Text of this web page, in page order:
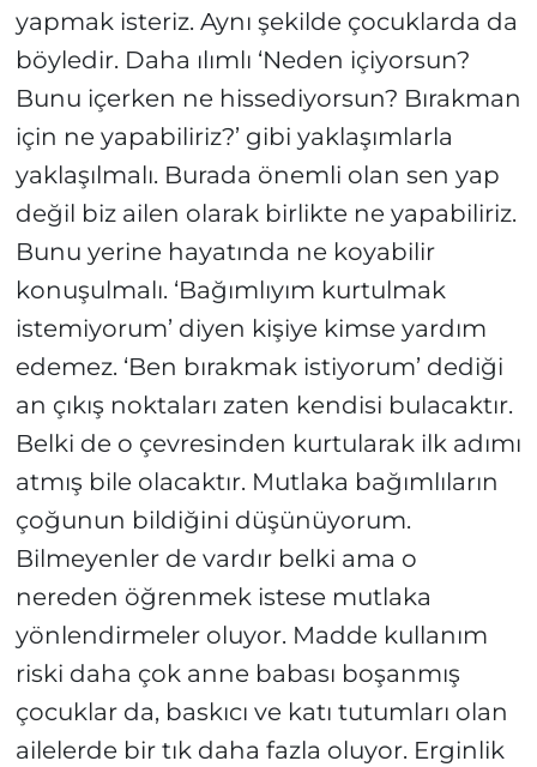
yapmak isteriz. Aynı şekilde çocuklarda da
böyledir. Daha ılımlı ‘Neden içiyorsun?
Bunu içerken ne hissediyorsun? Bırakman
için ne yapabiliriz?’ gibi yaklaşımlarla
yaklaşılmalı. Burada önemli olan sen yap
değil biz ailen olarak birlikte ne yapabiliriz.
Bunu yerine hayatında ne koyabilir
konuşulmalı. ‘Bağımlıyım kurtulmak
istemiyorum’ diyen kişiye kimse yardım
edemez. ‘Ben bırakmak istiyorum’ dediği
an çıkış noktaları zaten kendisi bulacaktır.
Belki de o çevresinden kurtularak ilk adımı
atmış bile olacaktır. Mutlaka bağımlıların
çoğunun bildiğini düşünüyorum.
Bilmeyenler de vardır belki ama o
nereden öğrenmek istese mutlaka
yönlendirmeler oluyor. Madde kullanım
riski daha çok anne babası boşanmış
çocuklar da, baskıcı ve katı tutumları olan
ailelerde bir tık daha fazla oluyor. Erginlik